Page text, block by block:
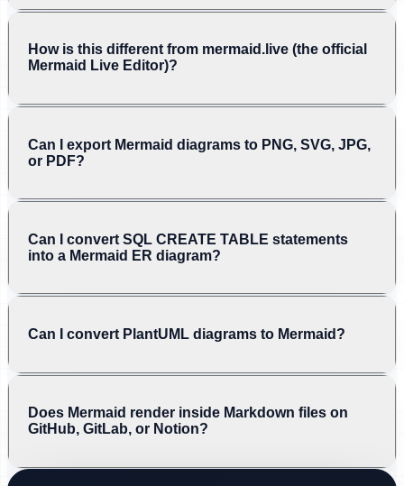
How is this different from mermaid.live (the official
Mermaid Live Editor)?
Can I export Mermaid diagrams to PNG, SVG, JPG,
or PDF?
Can I convert SQL CREATE TABLE statements
into a Mermaid ER diagram?
Can I convert PlantUML diagrams to Mermaid?
Does Mermaid render inside Markdown files on
GitHub, GitLab, or Notion?